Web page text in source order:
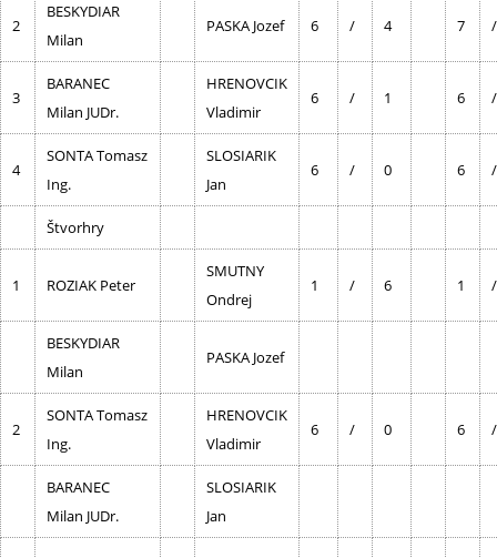
2
BESKYDIAR
Milan
PASKA Jozef 6 / 4 7 /
3
BARANEC
Milan JUDr.
HRENOVCIK
Vladimir
6 / 1 6 /
4
SONTA Tomasz
Ing.
SLOSIARIK
Jan
6 / 0 6 /
Štvorhry
1 ROZIAK Peter
SMUTNY
Ondrej
1 / 6 1 /
BESKYDIAR
Milan
PASKA Jozef
2
SONTA Tomasz
Ing.
HRENOVCIK
Vladimir
6 / 0 6 /
BARANEC
Milan JUDr.
SLOSIARIK
Jan